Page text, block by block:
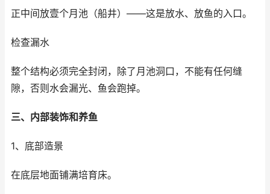
正中间放壹个月池（船井）——这是放水、放鱼的入口。
检查漏水
整个结构必须完全封闭，除了月池洞口，不能有任何缝
隙，否则水会漏光、鱼会跑掉。
三、内部装饰和养鱼
1、底部造景
在底层地面铺满培育床。